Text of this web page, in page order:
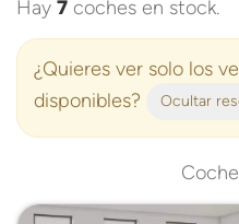
Hay 7 coches en stock.
¿Quieres ver solo los
disponibles?
Ocultar